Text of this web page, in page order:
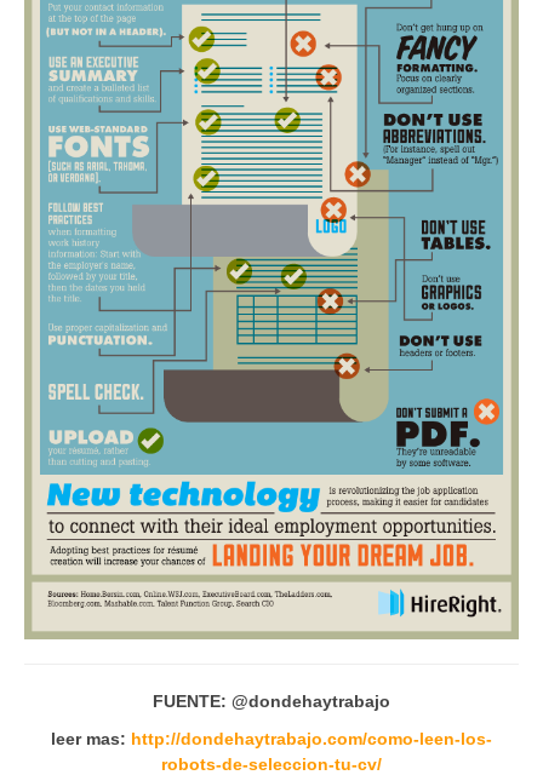
FUENTE: @dondehaytrabajo
leer mas: http://dondehaytrabajo.com/como-leen-los-
robots-de-seleccion-tu-cv/